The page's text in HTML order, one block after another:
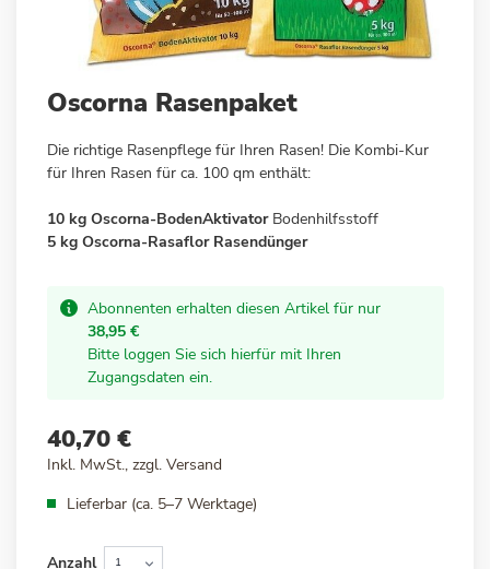
Anfang
Bildergalerie
springen
Oscorna Rasenpaket
Die richtige Rasenpflege für Ihren Rasen! Die Kombi-Kur
für Ihren Rasen für ca. 100 qm enthält:
10 kg Oscorna-BodenAktivatorBodenhilfsstoff
5 kg Oscorna-Rasaflor Rasendünger
Abonnenten erhalten diesen Artikel für nur
38,95 €
Bitte loggen Sie sich hierfür mit Ihren
Zugangsdaten ein.
40,70 €
Inkl. MwSt., zzgl. Versand
Lieferbar (ca. 5–7 Werktage)
Anzahl